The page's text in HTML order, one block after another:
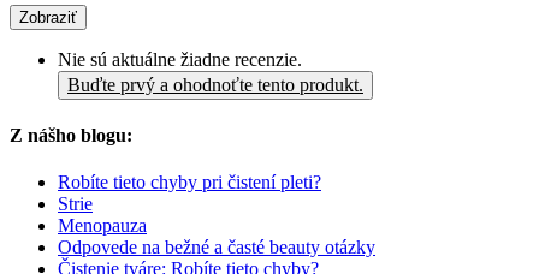
Zobraziť
Nie sú aktuálne žiadne recenzie.
Buďte prvý a ohodnoťte tento produkt.
Z nášho blogu:
Robíte tieto chyby pri čistení pleti?
Strie
Menopauza
Odpovede na bežné a časté beauty otázky
Čistenie tváre: Robíte tieto chyby?